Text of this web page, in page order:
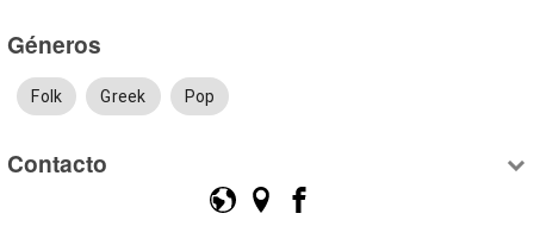
Géneros
Folk Greek Pop
Contacto